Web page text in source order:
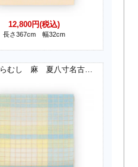
12,800円(税込)
長さ367cm 幅32cm
新品 からむし 麻 夏八寸名古屋帯 虹彩